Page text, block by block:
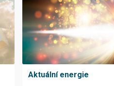
Aktuální energie